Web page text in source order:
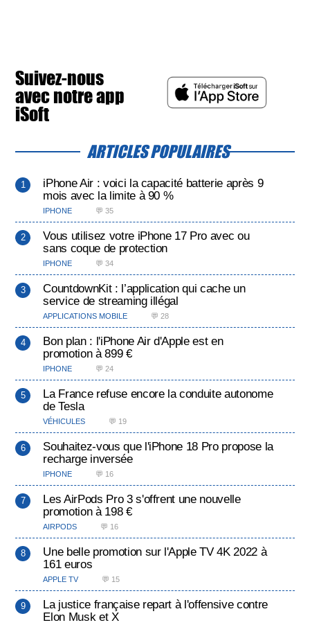
Suivez-nous
avec notre app
iSoft
ARTICLES POPULAIRES
iPhone Air : voici la capacité batterie après 9
mois avec la limite à 90 %
IPHONE 💬 35
Vous utilisez votre iPhone 17 Pro avec ou
sans coque de protection
IPHONE 💬 34
CountdownKit : l’application qui cache un
service de streaming illégal
APPLICATIONS MOBILE 💬 28
Bon plan : l'iPhone Air d'Apple est en
promotion à 899 €
IPHONE 💬 24
La France refuse encore la conduite autonome
de Tesla
VÉHICULES 💬 19
Souhaitez-vous que l'iPhone 18 Pro propose la
recharge inversée
IPHONE 💬 16
Les AirPods Pro 3 s'offrent une nouvelle
promotion à 198 €
AIRPODS 💬 16
Une belle promotion sur l'Apple TV 4K 2022 à
161 euros
APPLE TV 💬 15
La justice française repart à l'offensive contre
Elon Musk et X